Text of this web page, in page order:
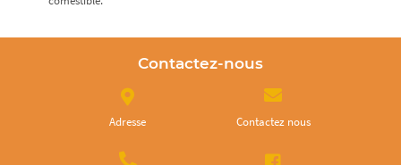
Contactez-nous
Adresse Contactez nous